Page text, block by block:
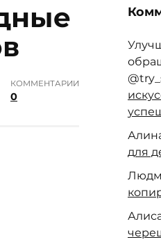
КОММЕНТАРИИ
0
для